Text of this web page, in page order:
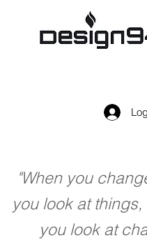
"When you
you look at
you look at